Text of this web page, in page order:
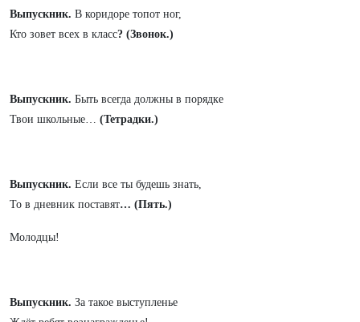
Выпускник. В коридоре топот ног,
Кто зовет всех в класс? (Звонок.)
Выпускник. Быть всегда должны в порядке
Твои школьные… (Тетрадки.)
Выпускник. Если все ты будешь знать,
То в дневник поставят… (Пять.)
Молодцы!
Выпускник. За такое выступленье